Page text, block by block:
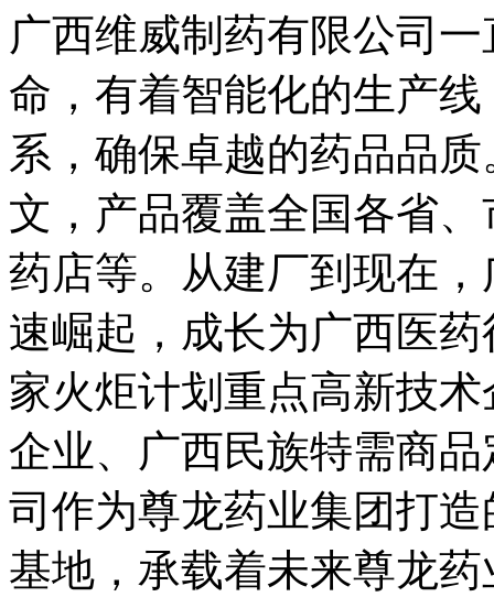
广西维威制药有限公司
命，有着智能化的生产
系，确保卓越的药品品
文，产品覆盖全国各省
药店等。从建厂到现在
速崛起，成长为广西医
家火炬计划重点高新技
企业、广西民族特需商
司作为尊龙药业集团打
基地，承载着未来尊龙